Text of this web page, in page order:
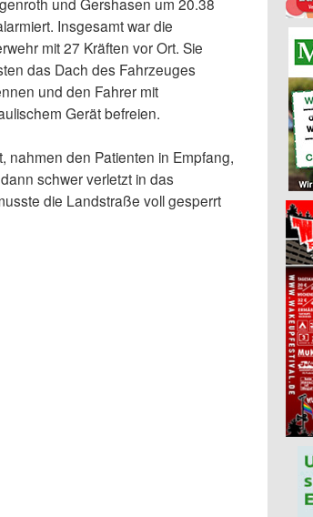
Insgesamt war die
mit 27 Kräften vor Ort. Sie
das Dach des Fahrzeuges
und den Fahrer mit
Gerät befreien.
nahmen den Patienten in Empfang,
schwer verletzt in das
die Landstraße voll gesperrt